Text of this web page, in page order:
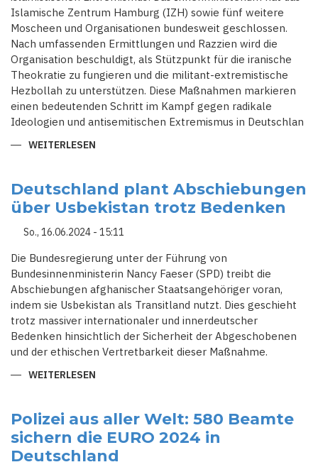
Islamische Zentrum Hamburg (IZH) sowie fünf weitere
Moscheen und Organisationen bundesweit geschlossen.
Nach umfassenden Ermittlungen und Razzien wird die
Organisation beschuldigt, als Stützpunkt für die iranische
Theokratie zu fungieren und die militant-extremistische
Hezbollah zu unterstützen. Diese Maßnahmen markieren
einen bedeutenden Schritt im Kampf gegen radikale
Ideologien und antisemitischen Extremismus in Deutschlan
WEITERLESEN
INNENMINISTERIUM
SCHLIESST I
SLAMISCHES Z
ENTRUM H
ND W
OSCHEEN
Deutschland plant Abschiebungen
über Usbekistan trotz Bedenken
So., 16.06.2024 - 15:11
Die Bundesregierung unter der Führung von
Bundesinnenministerin Nancy Faeser (SPD) treibt die
Abschiebungen afghanischer Staatsangehöriger voran,
indem sie Usbekistan als Transitland nutzt. Dies geschieht
trotz massiver internationaler und innerdeutscher
Bedenken hinsichtlich der Sicherheit der Abgeschobenen
und der ethischen Vertretbarkeit dieser Maßnahme.
WEITERLESEN
ÜBER
USBEKISTAN
TROTZ
BEDENKEN
Polizei aus aller Welt: 580 Beamte
sichern die EURO 2024 in
Deutschland